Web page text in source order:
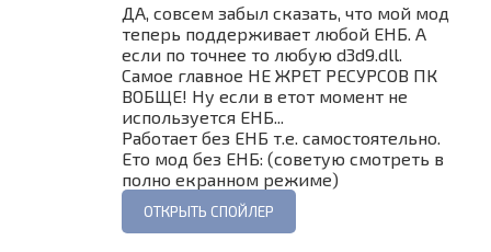
ДА, совсем забыл сказать, что мой мод
теперь поддерживает любой ЕНБ. А
если по точнее то любую d3d9.dll.
Самое главное НЕ ЖРЕТ РЕСУРСОВ ПК
ВОБЩЕ! Ну если в етот момент не
используется ЕНБ...
Работает без ЕНБ т.е. самостоятельно.
Ето мод без ЕНБ: (советую смотреть в
полно екранном режиме)